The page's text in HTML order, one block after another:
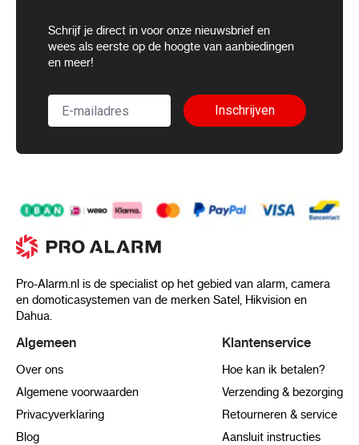
Schrijf je direct in voor onze nieuwsbrief en
wees als eerste op de hoogte van aanbiedingen
en meer!
Inschrijven
Pro-Alarm.nl is de specialist op het gebied van alarm, camera
en domoticasystemen van de merken Satel, Hikvision en
Dahua.
Algemeen
Over ons
Algemene voorwaarden
Privacyverklaring
Blog
Klantenservice
Hoe kan ik betalen?
Verzending & bezorging
Retourneren & service
Aansluit instructies